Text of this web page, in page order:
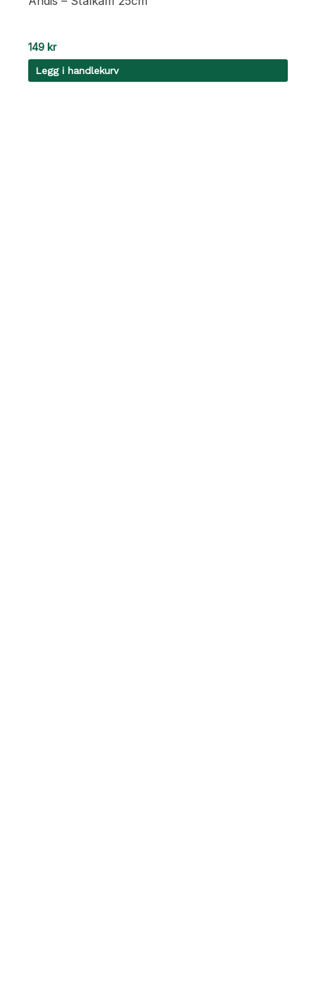
149 kr
Legg i handlekurv